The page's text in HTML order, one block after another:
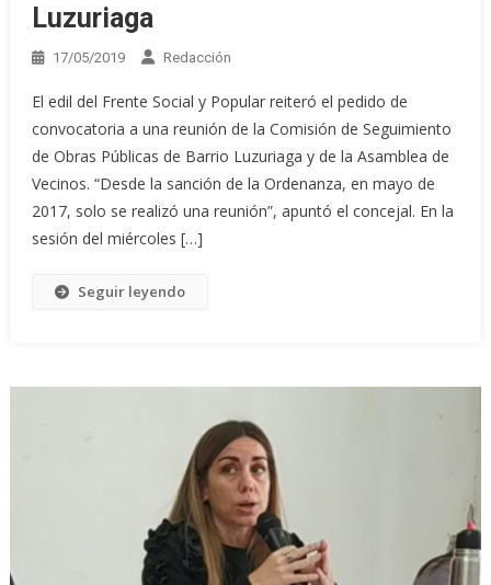
Luzuriaga
17/05/2019 Redacción
El edil del Frente Social y Popular reiteró el pedido de
convocatoria a una reunión de la Comisión de Seguimiento
de Obras Públicas de Barrio Luzuriaga y de la Asamblea de
Vecinos. “Desde la sanción de la Ordenanza, en mayo de
2017, solo se realizó una reunión”, apuntó el concejal. En la
sesión del miércoles […]
Seguir leyendo